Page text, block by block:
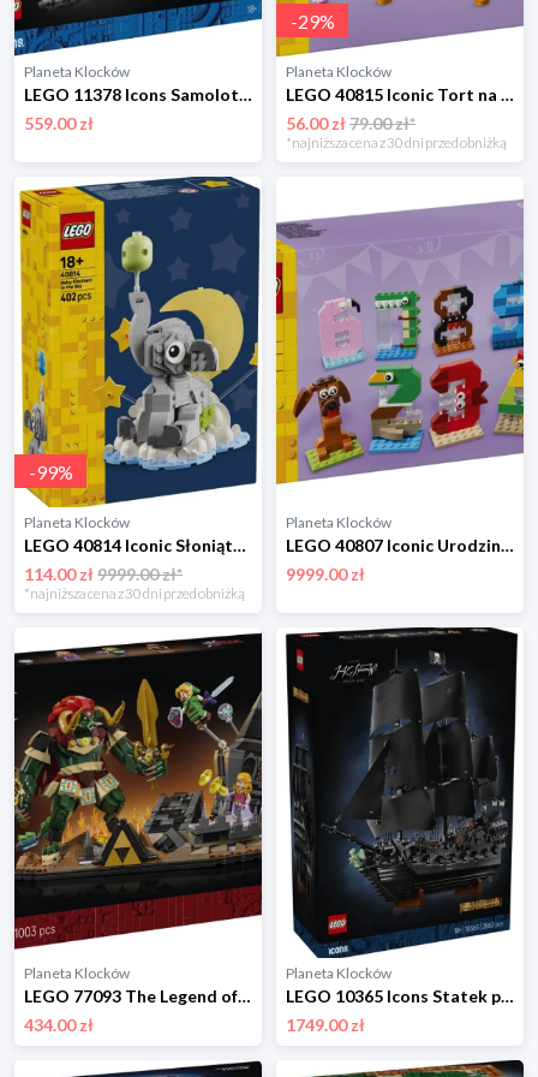
Planeta Klocków
LEGO 11378 Icons Samolot pasażerski Douglas DC-3 PAN AM Lego
559.00 zł
-29%
Planeta Klocków
LEGO 40815 Iconic Tort na przyjęcie urodzinowe Lego
56.00 zł79.00 zł*
*najniższa cena z 30 dni przed obniżką
-99%
Planeta Klocków
LEGO 40814 Iconic Słoniątko na niebie Lego
114.00 zł9999.00 zł*
*najniższa cena z 30 dni przed obniżką
Planeta Klocków
LEGO 40807 Iconic Urodzinowe cyferki Lego
9999.00 zł
Planeta Klocków
LEGO 77093 The Legend of Zelda Ocarina of Time – The Final Battle Lego
434.00 zł
Planeta Klocków
LEGO 10365 Icons Statek piracki kapitana Jacka Sparrowa Lego
1749.00 zł